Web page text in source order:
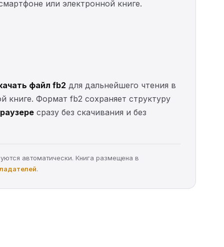
или электронной книге.
файл fb2 для дальнейшего чтения в
книге. Формат fb2 сохраняет структуру
сразу без скачивания и без
автоматически. Книга размещена в
.